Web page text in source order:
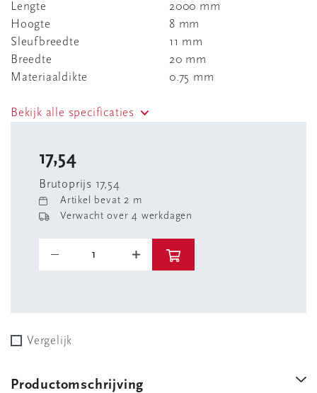
Lengte
2000 mm
Hoogte
8 mm
Sleufbreedte
11 mm
Breedte
20 mm
Materiaaldikte
0.75 mm
Bekijk alle specificaties
17,54
Brutoprijs 17,54
Artikel bevat 2 m
Verwacht over 4 werkdagen
Vergelijk
Productomschrijving